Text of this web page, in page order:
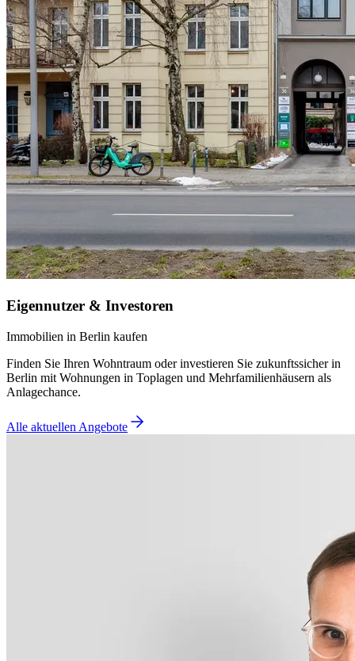
Eigennutzer & Investoren
Immobilien in Berlin kaufen
Finden Sie Ihren Wohntraum oder investieren Sie zukunftssicher in
Berlin mit Wohnungen in Toplagen und Mehrfamilienhäusern als
Anlagechance.
Alle aktuellen Angebote